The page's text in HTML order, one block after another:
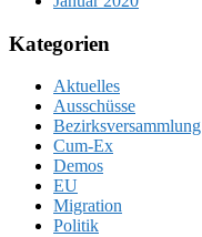
Kategorien
Aktuelles
Ausschüsse
Bezirksversammlung
Cum-Ex
Demos
EU
Migration
Politik